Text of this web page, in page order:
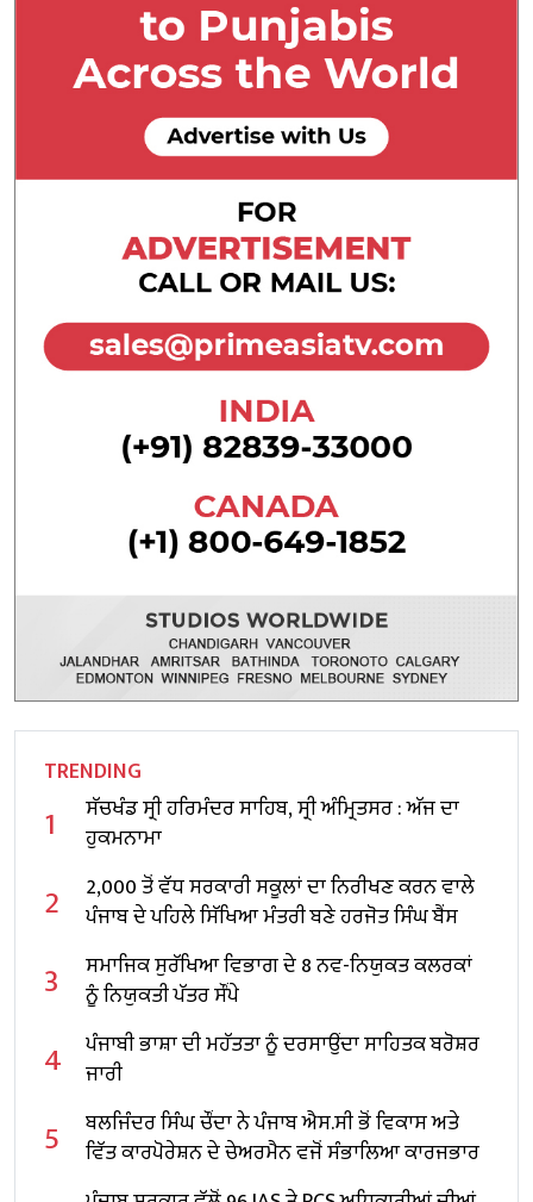
TRENDING
1
ਸੱਚਖੰਡ ਸ੍ਰੀ ਹਰਿਮੰਦਰ ਸਾਹਿਬ, ਸ੍ਰੀ ਅੰਮ੍ਰਿਤਸਰ : ਅੱਜ ਦਾ
ਹੁਕਮਨਾਮਾ
2
2,000 ਤੋਂ ਵੱਧ ਸਰਕਾਰੀ ਸਕੂਲਾਂ ਦਾ ਨਿਰੀਖਣ ਕਰਨ ਵਾਲੇ
ਪੰਜਾਬ ਦੇ ਪਹਿਲੇ ਸਿੱਖਿਆ ਮੰਤਰੀ ਬਣੇ ਹਰਜੋਤ ਸਿੰਘ ਬੈਂਸ
3
ਸਮਾਜਿਕ ਸੁਰੱਖਿਆ ਵਿਭਾਗ ਦੇ 8 ਨਵ-ਨਿਯੁਕਤ ਕਲਰਕਾਂ
ਨੂੰ ਨਿਯੁਕਤੀ ਪੱਤਰ ਸੌਂਪੇ
4
ਪੰਜਾਬੀ ਭਾਸ਼ਾ ਦੀ ਮਹੱਤਤਾ ਨੂੰ ਦਰਸਾਉਂਦਾ ਸਾਹਿਤਕ ਬਰੋਸ਼ਰ
ਜਾਰੀ
5
ਬਲਜਿੰਦਰ ਸਿੰਘ ਚੌਂਦਾ ਨੇ ਪੰਜਾਬ ਐਸ.ਸੀ ਭੋਂ ਵਿਕਾਸ ਅਤੇ
ਵਿੱਤ ਕਾਰਪੋਰੇਸ਼ਨ ਦੇ ਚੇਅਰਮੈਨ ਵਜੋਂ ਸੰਭਾਲਿਆ ਕਾਰਜਭਾਰ